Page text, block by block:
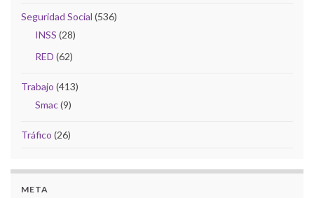
Seguridad Social (536)
INSS (28)
RED (62)
Trabajo (413)
Smac(9)
Tráfico (26)
META